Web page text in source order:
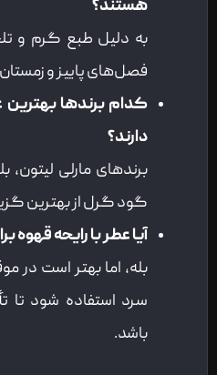
هستند؟
به دلیل طبع گرم و
فصل‌های پاییز و زمستان
کدام برندها بهترین
دارند؟
برندهای مارلی لیتون،
گود گرل از بهترین
آیا عطر با رایحه قهوه
بله، اما بهتر است در
سرد استفاده شود تا
باشد.